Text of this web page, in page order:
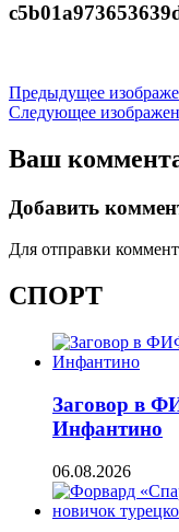
Предыдущее
Следующее
Ваш
Добавить
Для отправки
СПОРТ
Заговор в
Инфантино
06.08.2026